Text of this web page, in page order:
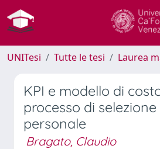
UNITesi Tutte le tesi Laurea
KPI e modello di
processo di selezione
personale
Bragato, Claudio